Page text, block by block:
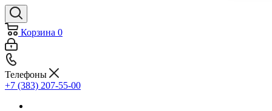
Корзина 0
Телефоны
+7 (383) 207-55-00